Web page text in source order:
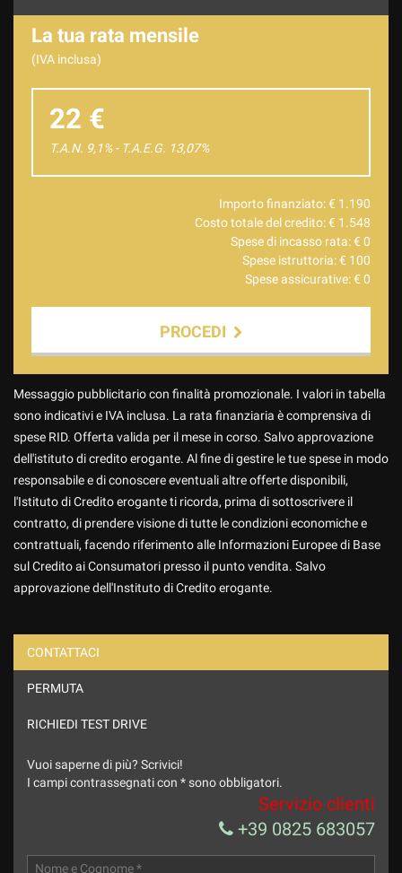
La tua rata mensile
(IVA inclusa)
22 €
T.A.N. 9,1% - T.A.E.G. 13,07%
Importo finanziato: € 1.190
Costo totale del credito: € 1.548
Spese di incasso rata: € 0
Spese istruttoria: € 100
Spese assicurative: € 0
PROCEDI
Contattaci
Ho letto e accetto
marketing
Invia la tua richiesta
Messaggio pubblicitario con finalità promozionale. I valori in tabella
sono indicativi e IVA inclusa. La rata finanziaria è comprensiva di
spese RID. Offerta valida per il mese in corso. Salvo approvazione
dell'istituto di credito erogante. Al fine di gestire le tue spese in modo
responsabile e di conoscere eventuali altre offerte disponibili,
l'Istituto di Credito erogante ti ricorda, prima di sottoscrivere il
contratto, di prendere visione di tutte le condizioni economiche e
contrattuali, facendo riferimento alle Informazioni Europee di Base
sul Credito ai Consumatori presso il punto vendita. Salvo
approvazione dell'Instituto di Credito erogante.
CONTATTACI
PERMUTA
RICHIEDI TEST DRIVE
Vuoi saperne di più? Scrivici!
I campi contrassegnati con * sono obbligatori.
Servizio clienti
+39 0825 683057